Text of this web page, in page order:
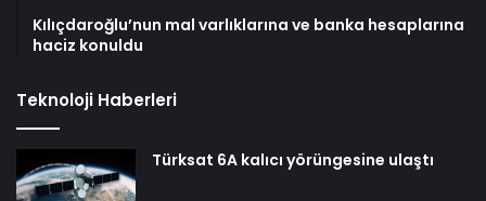
Kılıçdaroğlu’nun mal varlıklarına ve banka hesaplarına
haciz konuldu
Teknoloji Haberleri
Türksat 6A kalıcı yörüngesine ulaştı